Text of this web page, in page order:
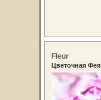
Fleur
Цветочная Фея